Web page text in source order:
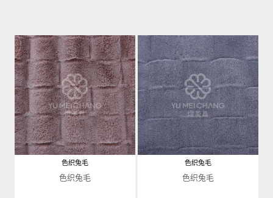
色织兔毛
色织兔毛
色织兔毛
色织兔毛